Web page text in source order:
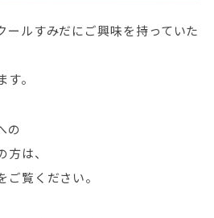
ールすみだにご興味を持っていた
。
の
は、
覧ください。